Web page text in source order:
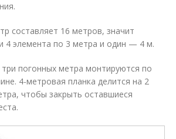
составляет 16 метров, значит
4 элемента по 3 метра и один — 4 м.
погонных метра монтируются по
4-метровая планка делится на 2
чтобы закрыть оставшиеся